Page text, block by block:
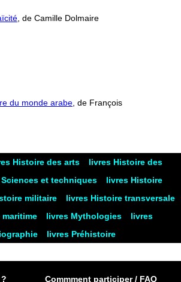
, de Camille Dolmaire
du monde arabe, de François
Histoire des arts
livres Histoire des
et techniques
livres Histoire
militaire
livres Histoire transversale
livres Mythologies
livres
livres Préhistoire
Commment participer / FAQ